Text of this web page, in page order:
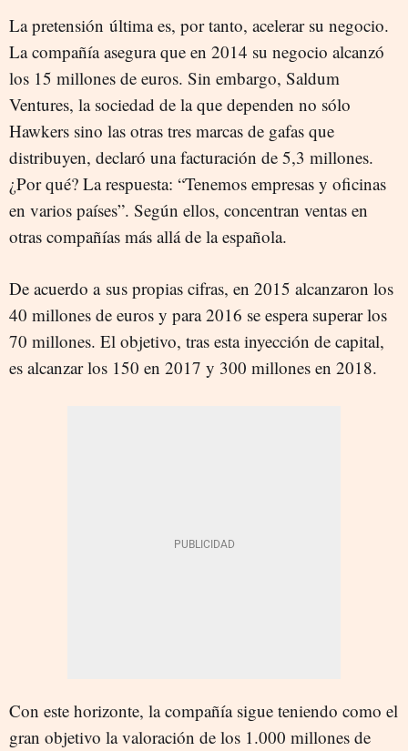
La pretensión última es, por tanto, acelerar su negocio.
La compañía asegura que en 2014 su negocio alcanzó
los 15 millones de euros. Sin embargo, Saldum
Ventures, la sociedad de la que dependen no sólo
Hawkers sino las otras tres marcas de gafas que
distribuyen, declaró una facturación de 5,3 millones.
¿Por qué? La respuesta: “Tenemos empresas y oficinas
en varios países”. Según ellos, concentran ventas en
otras compañías más allá de la española.
De acuerdo a sus propias cifras, en 2015 alcanzaron los
40 millones de euros y para 2016 se espera superar los
70 millones. El objetivo, tras esta inyección de capital,
es alcanzar los 150 en 2017 y 300 millones en 2018.
Con este horizonte, la compañía sigue teniendo como el
gran objetivo la valoración de los 1.000 millones de